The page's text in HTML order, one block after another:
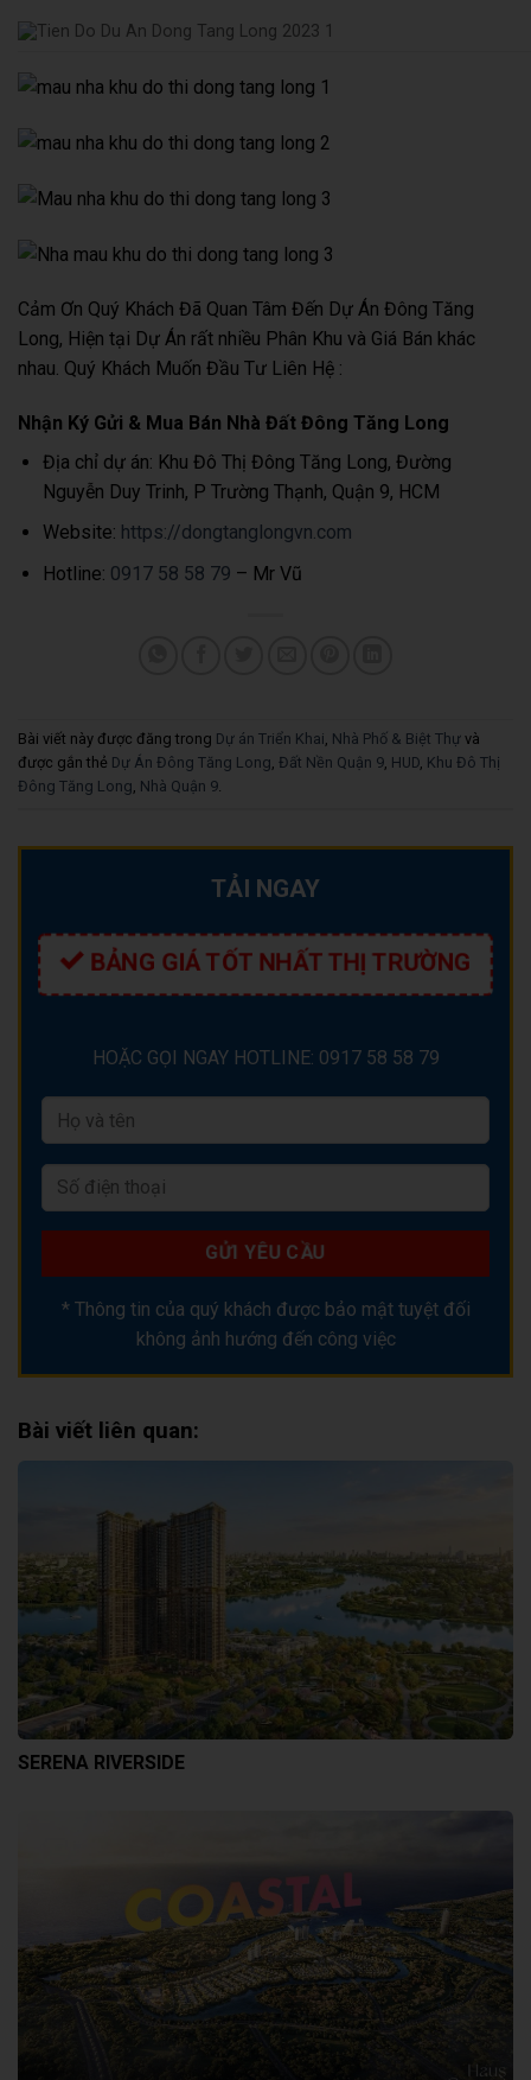
Cảm Ơn Quý Khách Đã Quan Tâm Đến Dự Án Đông Tăng
Long, Hiện tại Dự Án rất nhiều Phân Khu và Giá Bán khác
nhau. Quý Khách Muốn Đầu Tư Liên Hệ :
Nhận Ký Gửi & Mua Bán Nhà Đất Đông Tăng Long
Địa chỉ dự án: Khu Đô Thị Đông Tăng Long, Đường
Nguyễn Duy Trinh, P Trường Thạnh, Quận 9, HCM
Website: https://dongtanglongvn.com
Hotline: 0917 58 58 79 – Mr Vũ
Bài viết này được đăng trong Dự án Triển Khai, Nhà Phố & Biệt Thự và
được gắn thẻ Dự Án Đông Tăng Long, Đất Nền Quận 9, HUD, Khu Đô Thị
Đông Tăng Long, Nhà Quận 9.
TẢI NGAY
BẢNG GIÁ TỐT NHẤT THỊ TRƯỜNG
HOẶC GỌI NGAY HOTLINE: 0917 58 58 79
* Thông tin của quý khách được bảo mật tuyệt đối
không ảnh hướng đến công việc
Bài viết liên quan:
SERENA RIVERSIDE